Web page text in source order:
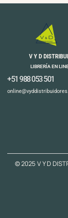
V Y D
LIBRERÍA EN
+51 988 053 501
© 2025 V Y D